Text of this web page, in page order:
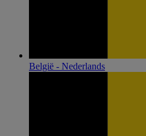
België - Nederlands